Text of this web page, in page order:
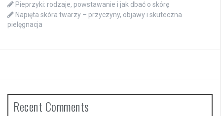
Pieprzyki: rodzaje, powstawanie i jak dbać o skórę
Napięta skóra twarzy – przyczyny, objawy i skuteczna
pielęgnacja
Recent Comments